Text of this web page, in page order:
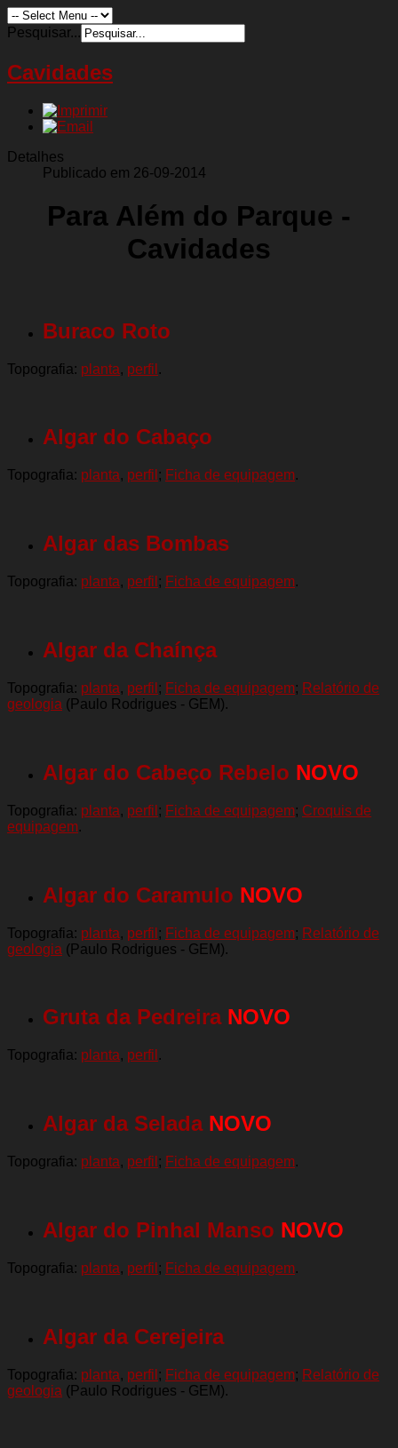
Pesquisar...
Cavidades
Detalhes
Publicado em 26-09-2014
Para Além do Parque -
Cavidades
Buraco Roto
Topografia: planta, perfil .
Algar do Cabaço
Topografia: planta, perfil ; Ficha de equipagem.
Algar das Bombas
Topografia: planta, perfil ; Ficha de equipagem.
Algar da Chaínça
Topografia: planta, perfil ; Ficha de equipagem; Relatório de
geologia (Paulo Rodrigues - GEM).
Algar do Cabeço Rebelo NOVO
Topografia: planta, perfil ; Ficha de equipagem; Croquis de
equipagem.
Algar do Caramulo NOVO
Topografia: planta, perfil ; Ficha de equipagem; Relatório de
geologia (Paulo Rodrigues - GEM).
Gruta da Pedreira NOVO
Topografia: planta, perfil .
Algar da Selada NOVO
Topografia: planta, perfil ; Ficha de equipagem.
Algar do Pinhal Manso NOVO
Topografia: planta, perfil ; Ficha de equipagem.
Algar da Cerejeira
Topografia: planta, perfil ; Ficha de equipagem; Relatório de
geologia (Paulo Rodrigues - GEM).